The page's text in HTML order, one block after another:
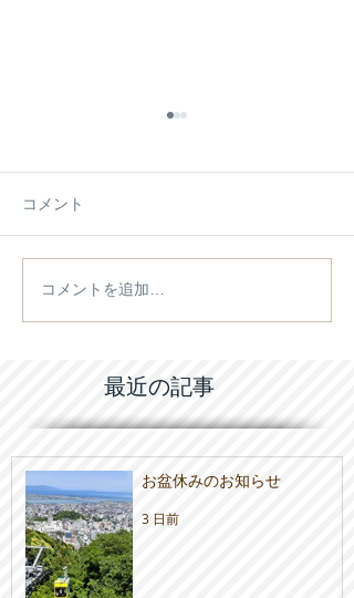
施工例【施工物件】をア
ップしました
コメント
コメントを追加…
最近の記事
お盆休みのお知らせ
3 日前